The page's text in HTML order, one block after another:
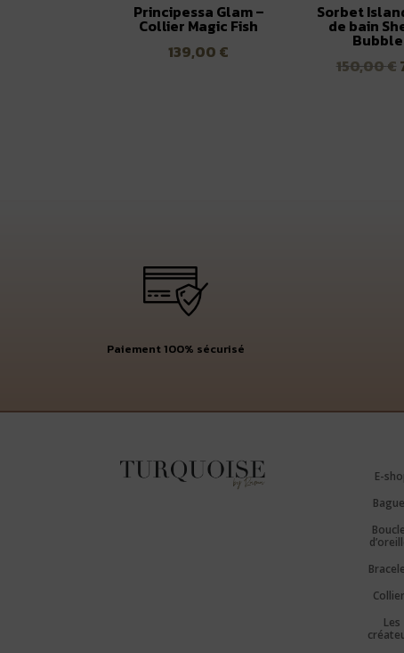
Principessa Glam –
Collier Magic Fish
139,00 €
Sorbet
de bain
150,00€
Paiement 100% sécurisé
E-
Les